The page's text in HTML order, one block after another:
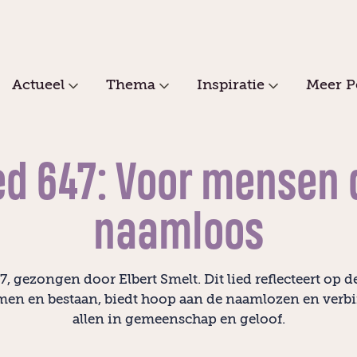
Actueel Thema Inspiratie Meer
647: Voor mensen
naamloos
gezongen door Elbert Smelt. Dit lied reflecteert op
en bestaan, biedt hoop aan de naamlozen en
allen in gemeenschap en geloof.